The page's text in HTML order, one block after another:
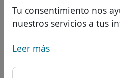
Tu consentimiento nos
nuestros servicios a tus
Leer más
Dominios asiáticos
Dominios europeos
Dominios de Oriente
Dominios
Descuentos
Transferir
Servicios
Protección de ID
Alojamiento DNS
WHOIS